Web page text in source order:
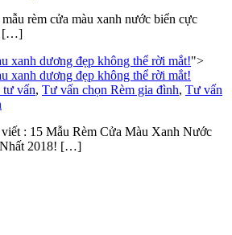
rèm cửa màu xanh nước biển cực
[…]
xanh dương đẹp không thể rời mắt!">
xanh dương đẹp không thể rời mắt!
tư vấn, Tư vấn chọn Rèm gia đình, Tư vấn
: 15 Mẫu Rèm Cửa Màu Xanh Nước
2018! […]